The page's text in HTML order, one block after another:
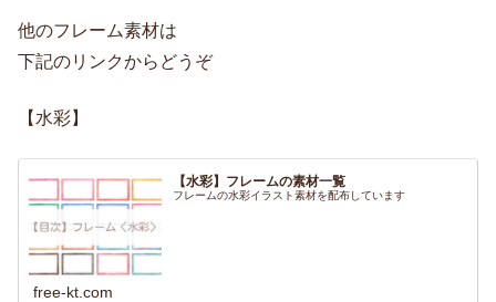
他のフレーム素材は
下記のリンクからどうぞ
【水彩】
【水彩】フレームの素材一覧
フレームの水彩イラスト素材を配布しています
free-kt.com